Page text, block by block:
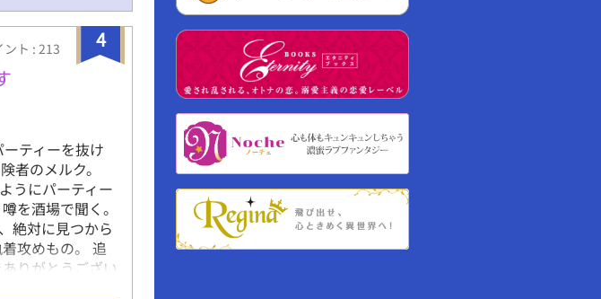
4
ト : 213
ティーを抜け
者のメルク。
うにパーティー
を酒場で聞く。
絶対に見つから
攻めもの。 追
りがとうござい
くおねがいし